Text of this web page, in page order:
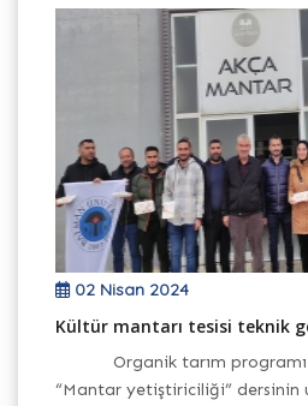
02 Nisan 2024
Kültür mantarı tesisi teknik
Organik tarım programı
“Mantar yetiştiriciliği” dersinin